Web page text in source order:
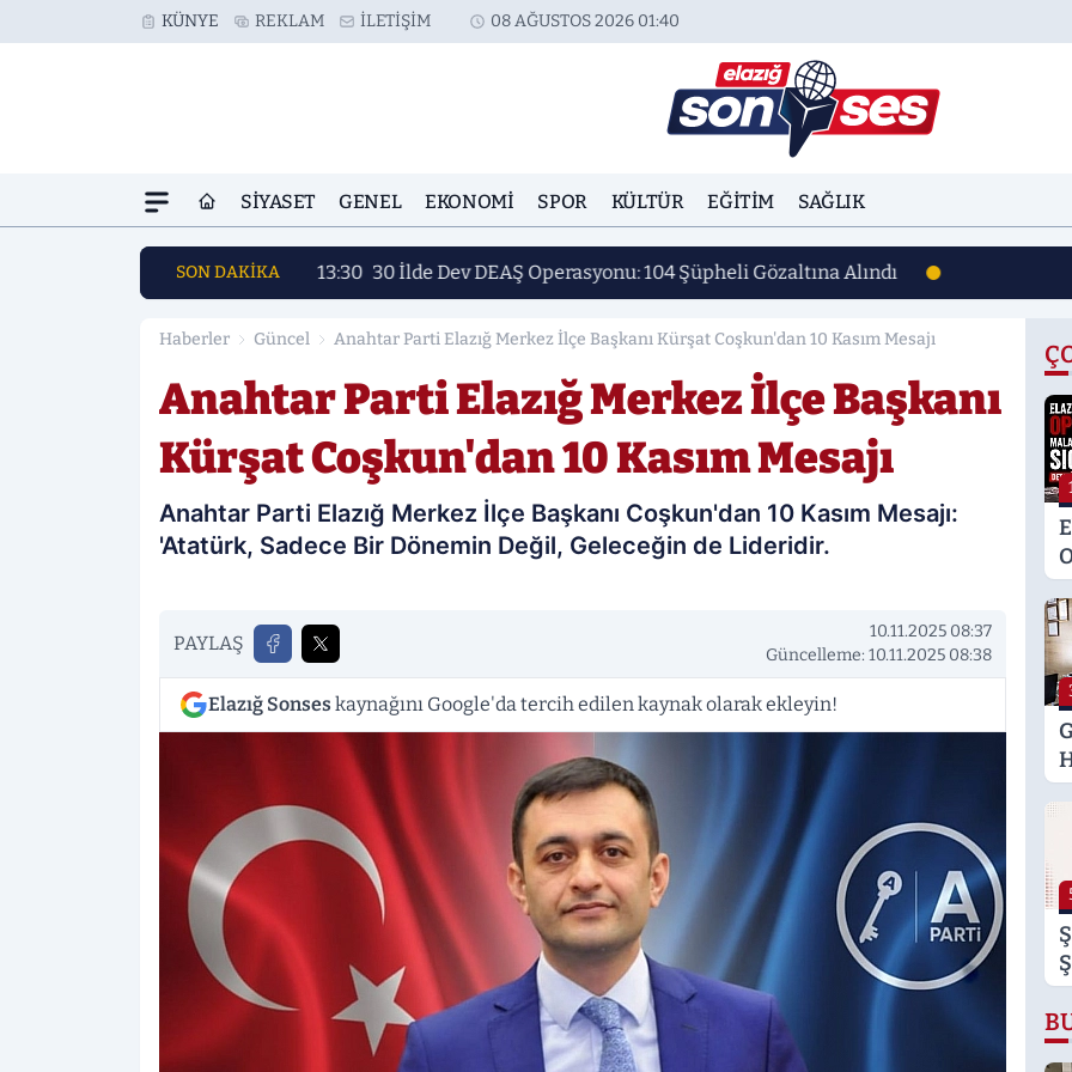
KÜNYE REKLAM İLETIŞIM 08 AĞUSTOS 2026 01:40
SIYASET GENEL EKONOMI SPOR KÜLTÜR EĞITIM SAĞLIK
SON DAKİKA 13:30 30 İlde Dev DEAŞ Operasyonu: 104 Şüpheli Gözaltına Alındı
Haberler Güncel Anahtar Parti Elazığ Merkez İlçe Başkanı Kürşat Coşkun'dan 10 Kasım Mesajı
Anahtar Parti Elazığ Merkez İlçe Başkanı
Kürşat Coşkun'dan 10 Kasım Mesajı
Anahtar Parti Elazığ Merkez İlçe Başkanı Coşkun'dan 10 Kasım Mesajı:
'Atatürk, Sadece Bir Dönemin Değil, Geleceğin de Lideridir.
PAYLAŞ
10.11.2025 08:37
Güncelleme: 10.11.2025 08:38
Elazığ Sonses kaynağını Google'da tercih edilen kaynak olarak ekleyin!